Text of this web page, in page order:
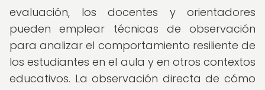
evaluación, los docentes y orientadores
pueden emplear técnicas de observación
para analizar el comportamiento resiliente de
los estudiantes en el aula y en otros contextos
educativos. La observación directa de cómo